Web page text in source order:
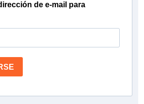
de e-mail para